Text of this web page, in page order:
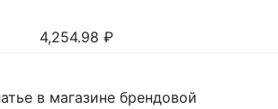
4,254.98 ₽
в магазине брендовой